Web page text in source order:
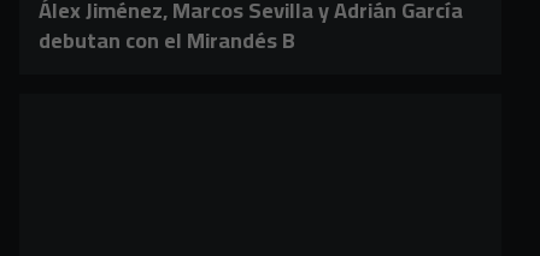
Álex Jiménez, Marcos Sevilla y Adrián García
debutan con el Mirandés B